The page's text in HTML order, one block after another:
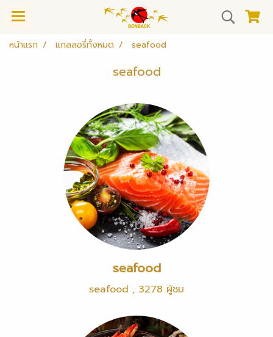
หน้าแรก แกลลอรี่ทั้งหมด seafood
seafood
seafood
seafood , 3278 ผู้ชม